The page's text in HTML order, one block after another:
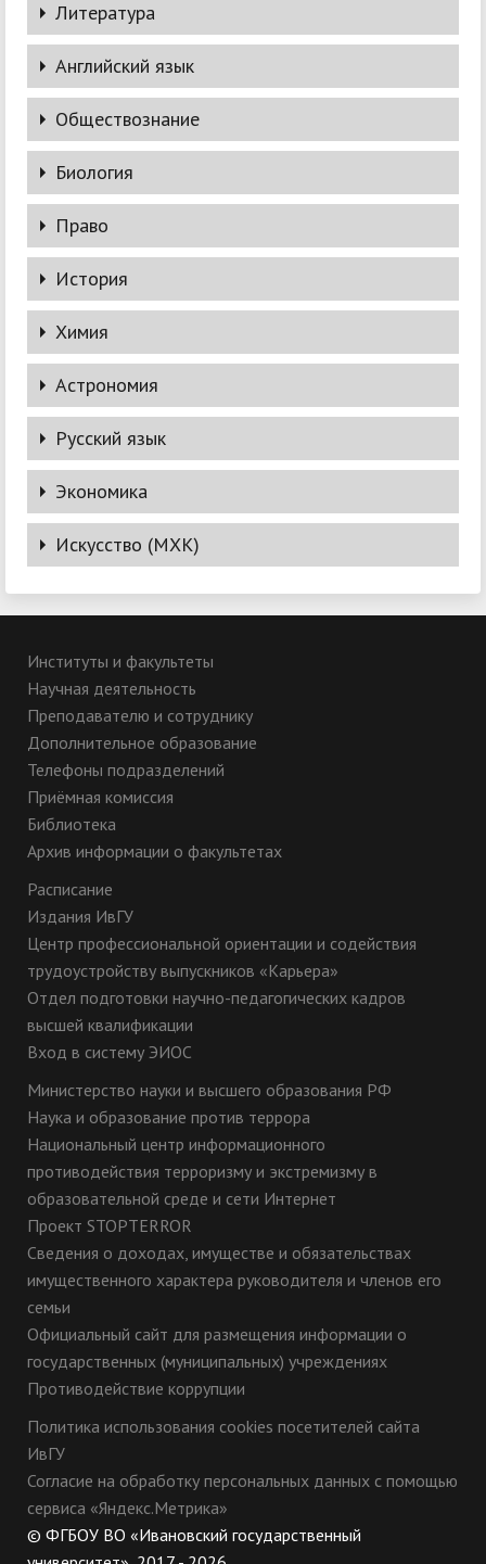
Подробное решение задач олимпиады им. Л. Эйлера
Решения задач. День 1
Решения задач. День 2
9 класс. Часть 1
9 класс. Часть 2
9 класс. Часть 3
Литература
Английский язык
Обществознание
Биология
Теоретический тур. 9-11 классы
Практический тур. 9 класс. Ботаника
Практический тур. 9 класс. Зоология
Право
9 класс
10 класс
История
1-й тур. Эссе
1-й тур. Критерии оценивания
2-й тур. Задания
2-й тур. Критерии оценивания
Химия
Задача 9-1
Задача 9-2
Задача 9-3
Астрономия
Русский язык
Ответы на задания для 9 класса
Ответы на задания для 10 класса
Ответы на задания для 11 класса
Экономика
Ссылка на вебинар по Экономике
Искусство (МХК)
9 класс
10 класс
Институты и факультеты
Научная деятельность
Преподавателю и сотруднику
Дополнительное образование
Телефоны подразделений
Приёмная комиссия
Библиотека
Архив информации о факультетах
Расписание
Издания ИвГУ
Центр профессиональной ориентации и содействия
трудоустройству выпускников «Карьера»
Отдел подготовки научно-педагогических кадров
высшей квалификации
Вход в систему ЭИОС
Министерство науки и высшего образования РФ
Наука и образование против террора
Национальный центр информационного
противодействия терроризму и экстремизму в
образовательной среде и сети Интернет
Проект STOPTERROR
Сведения о доходах, имуществе и обязательствах
имущественного характера руководителя и членов его
семьи
Официальный сайт для размещения информации о
государственных (муниципальных) учреждениях
Противодействие коррупции
Политика использования cookies посетителей сайта
ИвГУ
Согласие на обработку персональных данных с помощью
сервиса «Яндекс.Метрика»
© ФГБОУ ВО «Ивановский государственный